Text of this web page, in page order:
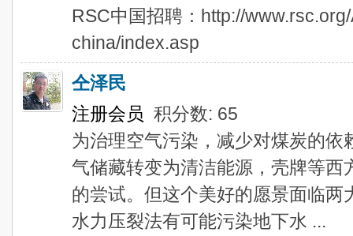
RSC中国招聘：http://
china/index.asp
仝泽民
注册会员 积分数: 65
为治理空气污染，减少对煤炭的
气储藏转变为清洁能源，壳牌等
的尝试。但这个美好的愿景面临
水力压裂法有可能污染地下水 ...